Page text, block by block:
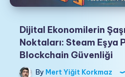
Dijital Ekonomilerin
Noktaları: Steam Eşya
Blockchain Güvenliği
By Mert Yiğit Korkmaz